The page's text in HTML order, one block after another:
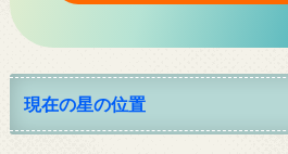
現在の星の位置